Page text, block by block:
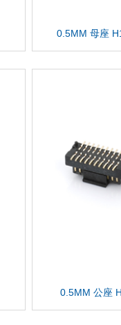
0.5MM 母座
0.5MM 公座